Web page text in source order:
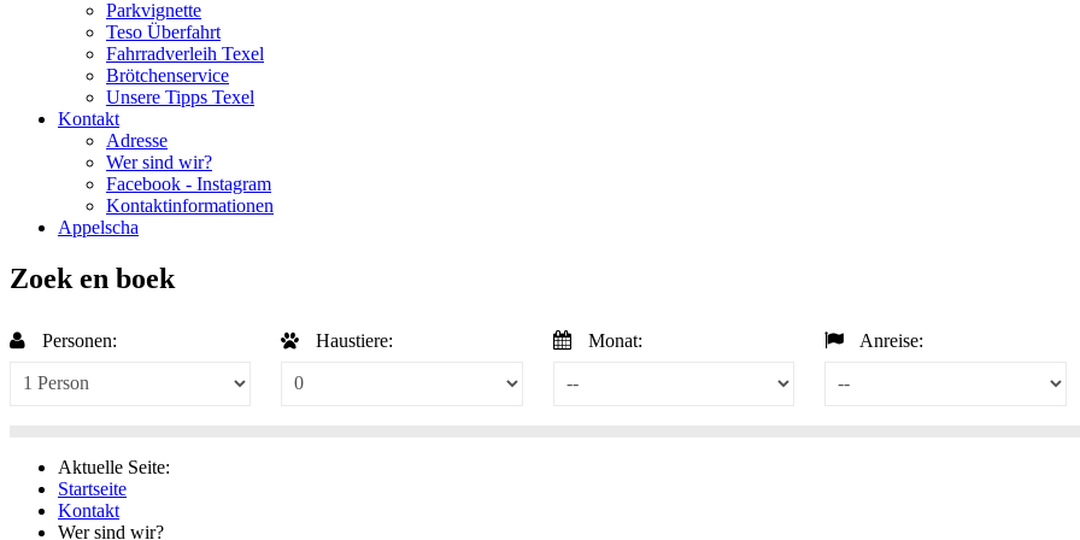
Parkvignette
Teso Überfahrt
Fahrradverleih Texel
Brötchenservice
Unsere Tipps Texel
Kontakt
Adresse
Wer sind wir?
Facebook - Instagram
Kontaktinformationen
Appelscha
Zoek en boek
Personen: Haustiere: Monat: Anreise:
Aktuelle Seite:
Startseite
Kontakt
Wer sind wir?